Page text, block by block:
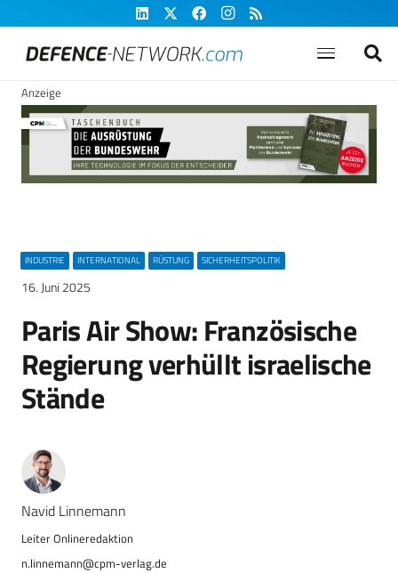
Anzeige
INDUSTRIE INTERNATIONAL RÜSTUNG SICHERHEITSPOLITIK
16. Juni 2025
Paris Air Show: Französische
Regierung verhüllt israelische
Stände
Navid Linnemann
n.linnemann@cpm-verlag.de